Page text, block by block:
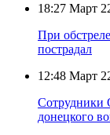
18:27 Март
При
пострадал
12:48 Март
Сотрудники
донецкого